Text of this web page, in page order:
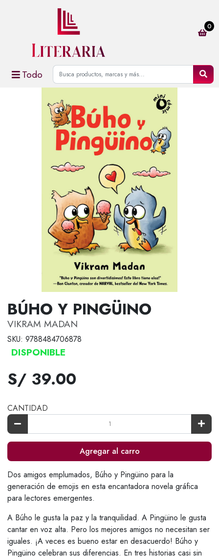
Todo
0
BÚHO Y PINGÜINO
VIKRAM MADAN
SKU: 9788484706878
DISPONIBLE
S/ 39.00
CANTIDAD
Agregar al carro
Dos amigos emplumados, Búho y Pingüino para la
generación de emojis en esta encantadora novela gráfica
para lectores emergentes.
A Búho le gusta la paz y la tranquilidad. A Pingüino le gusta
cantar en voz alta. Pero los mejores amigos no necesitan ser
iguales. ¡A veces es bueno estar en desacuerdo! Búho y
Pingüino celebran sus diferencias. En tres historias casi sin